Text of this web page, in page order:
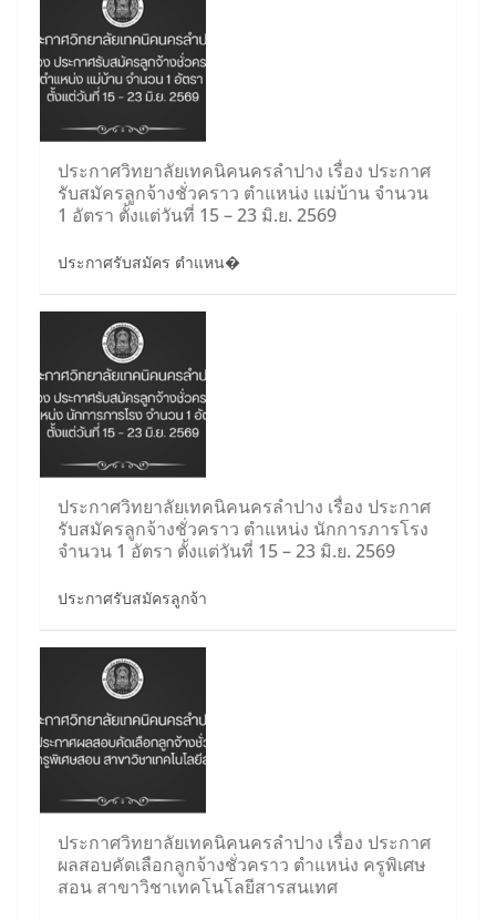
ประกาศวิทยาลัยเทคนิคนครลำปาง เรื่อง ประกาศ
รับสมัครลูกจ้างชั่วคราว ตำแหน่ง แม่บ้าน จำนวน
1 อัตรา ตั้งแต่วันที่ 15 – 23 มิ.ย. 2569
ประกาศรับสมัคร ตำแหน�
ประกาศวิทยาลัยเทคนิคนครลำปาง เรื่อง ประกาศ
รับสมัครลูกจ้างชั่วคราว ตำแหน่ง นักการภารโรง
จำนวน 1 อัตรา ตั้งแต่วันที่ 15 – 23 มิ.ย. 2569
ประกาศรับสมัครลูกจ้า
ประกาศวิทยาลัยเทคนิคนครลำปาง เรื่อง ประกาศ
ผลสอบคัดเลือกลูกจ้างชั่วคราว ตำแหน่ง ครูพิเศษ
สอน สาขาวิชาเทคโนโลยีสารสนเทศ